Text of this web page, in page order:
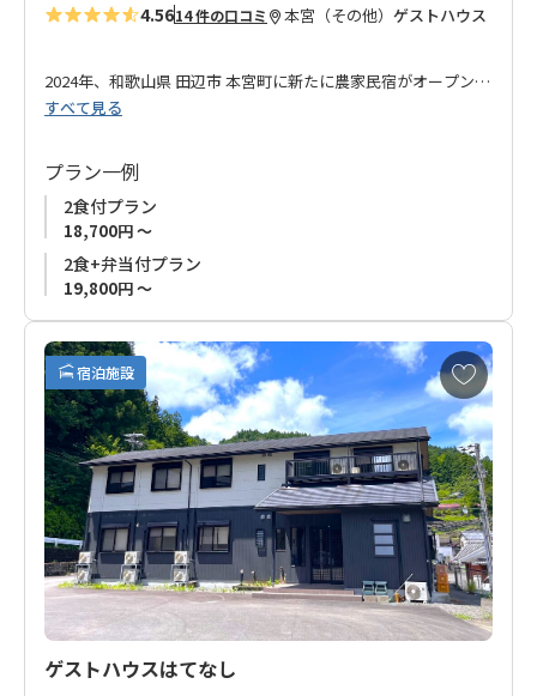
4.5614 件の口コミ 本宮（その他） ゲストハウス
2024年、和歌山県 田辺市 本宮町に新たに農家民宿がオープン！
承したいというオーナーの夢と目標が詰まったお宿です。
祖父母が営んでいたお茶畑を受け継いだオーナーが作るお茶
は、農薬不使用の栽培方法で茶葉まで食べられます。
また、管理栄養士の資格を持ち、ハワイで料理修行も経験。
お客様に提供する食事は自家製の野菜も使用したお茶農家なら
ではの体に優しいお茶料理。
ご希望のお客様はお茶の飲み比べも体験いただけます。※ご希
望の方は体験付きプランにてお申込みください。
本宮温泉エリア（湯の峰、川湯、渡瀬）から離れた場所ではあ
りますが、熊野本宮大社までの送迎もありご予約も安心。
熊野古道歩きでお越しのお客さま、田舎暮らしに興味をお持ち
のお客様にもオススメのお宿です。
すべて見る
プラン一例
2食付プラン
18,700円 ～
2食+弁当付プラン
19,800円 ～
宿泊施設
お
気
に
入
り
に
追
加
ゲストハウスはてなし